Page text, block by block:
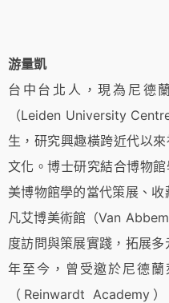
游量凱
台中台北人 ，現為尼德
（Leiden University
生，研究興趣橫跨近代以
文化。博士研究結合博物
美博物館學的當代策展、收
凡艾博美術館（Van
度訪問與策展實踐，拓展
年至今，曾受邀於尼德
（ Reinwardt Academy）